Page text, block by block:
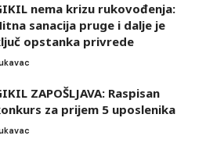
nema krizu rukovođenja:
sanacija pruge i dalje je
opstanka privrede
ZAPOŠLJAVA: Raspisan
za prijem 5 uposlenika